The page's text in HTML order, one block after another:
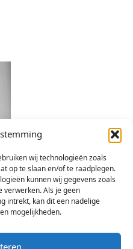
wij technologieën zoals
op te slaan en/of te raadplegen.
kunnen wij gegevens zoals
verwerken. Als je geen
intrekt, kan dit een nadelige
mogelijkheden.